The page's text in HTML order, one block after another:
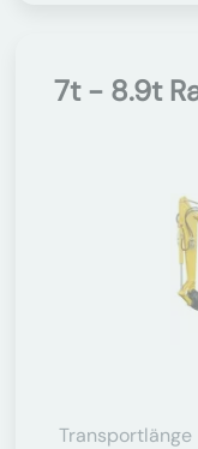
7t - 8.9t
Transportlänge